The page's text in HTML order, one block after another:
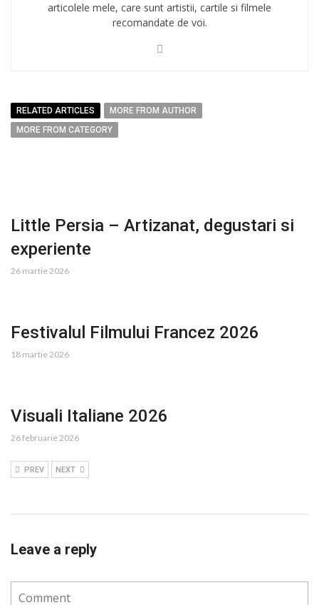
articolele mele, care sunt artistii, cartile si filmele
recomandate de voi.
RELATED ARTICLES
MORE FROM AUTHOR
MORE FROM CATEGORY
Little Persia – Artizanat, degustari si
experiente
26 martie 2026
Festivalul Filmului Francez 2026
18 martie 2026
Visuali Italiane 2026
26 februarie 2026
PREV NEXT
Leave a reply